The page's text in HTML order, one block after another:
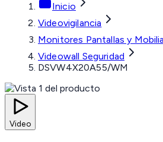
Inicio
Videovigilancia
Monitores Pantallas y
Videowall Seguridad
DSVW4X20A55/WM
Video